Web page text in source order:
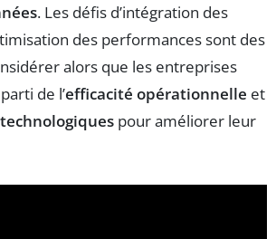
. Les défis d’intégration des
des performances sont des
alors que les entreprises
de l’efficacité opérationnelle et
pour améliorer leur